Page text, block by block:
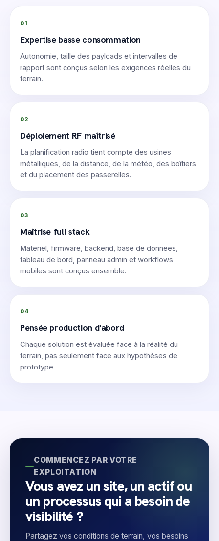
01
Expertise basse consommation
Autonomie, taille des payloads et intervalles de
rapport sont conçus selon les exigences réelles du
terrain.
02
Déploiement RF maîtrisé
La planification radio tient compte des usines
métalliques, de la distance, de la météo, des boîtiers
et du placement des passerelles.
03
Maîtrise full stack
Matériel, firmware, backend, base de données,
tableau de bord, panneau admin et workflows
mobiles sont conçus ensemble.
04
Pensée production d'abord
Chaque solution est évaluée face à la réalité du
terrain, pas seulement face aux hypothèses de
prototype.
COMMENCEZ PAR VOTRE
EXPLOITATION
Vous avez un site, un actif ou
un processus qui a besoin de
visibilité ?
Partagez vos conditions de terrain, vos besoins